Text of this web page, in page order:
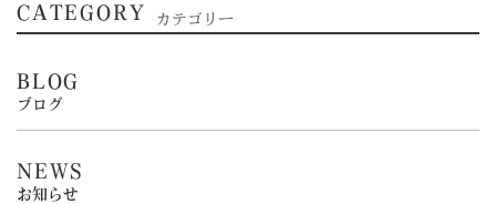
CATEGORY カテゴリー
BLOG
ブログ
NEWS
お知らせ